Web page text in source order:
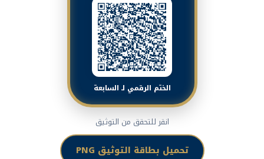
الختم الرقمي لـ السابعة
انقر للتحقق من التوثيق
تحميل بطاقة التوثيق PNG